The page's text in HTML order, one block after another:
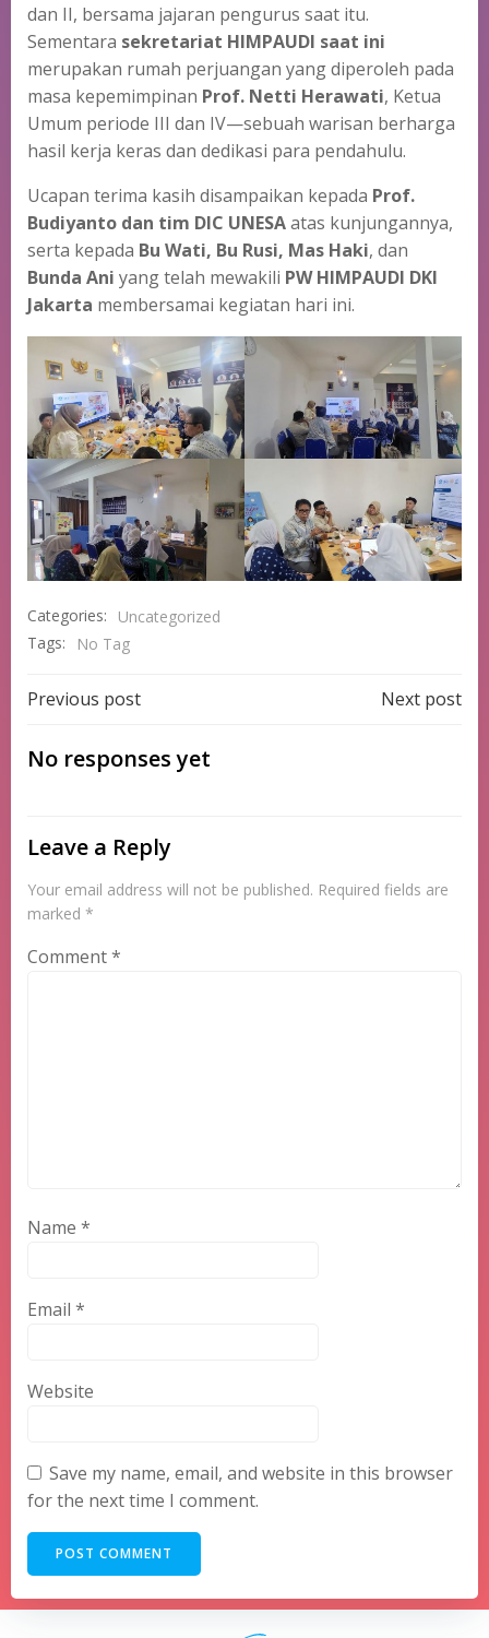
dan II, bersama jajaran pengurus saat itu.
Sementara sekretariat HIMPAUDI saat ini
merupakan rumah perjuangan yang diperoleh pada
masa kepemimpinan Prof. Netti Herawati, Ketua
Umum periode III dan IV—sebuah warisan berharga
hasil kerja keras dan dedikasi para pendahulu.
Ucapan terima kasih disampaikan kepada Prof.
Budiyanto dan tim DIC UNESAatas kunjungannya,
serta kepada Bu Wati, Bu Rusi, Mas Haki, dan
Bunda Ani yang telah mewakili PW HIMPAUDI DKI
Jakarta membersamai kegiatan hari ini.
Categories:
Uncategorized
Tags:
No Tag
Post
navigation
Previous post Next post
No responses yet
Leave a Reply
Your email address will not be published. Required fields are
marked *
Comment*
Name *
Email *
Website
Save my name, email, and website in this browser
for the next time I comment.